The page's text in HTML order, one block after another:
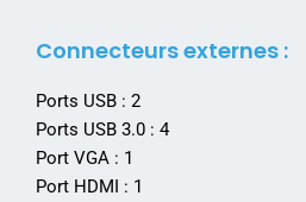
Connecteurs externes :
Ports USB : 2
Ports USB 3.0 : 4
Port VGA : 1
Port HDMI : 1